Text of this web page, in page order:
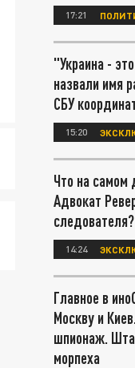
17:21
"Украина -
назвали имя
СБУ
15:20
Что на самом
Адвокат
следователя?
14:24
Главное в
Москву и
шпионаж.
морпеха